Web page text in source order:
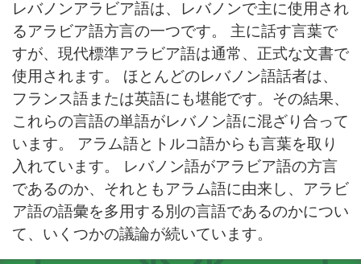
レバノンアラビア語は、レバノンで主に使用され
るアラビア語方言の一つです。 主に話す言葉で
すが、現代標準アラビア語は通常、正式な文書で
使用されます。 ほとんどのレバノン語話者は、
フランス語または英語にも堪能です。その結果、
これらの言語の単語がレバノン語に混ざり合って
います。 アラム語とトルコ語からも言葉を取り
入れています。 レバノン語がアラビア語の方言
であるのか、それともアラム語に由来し、アラビ
ア語の語彙を多用する別の言語であるのかについ
て、いくつかの議論が続いています。